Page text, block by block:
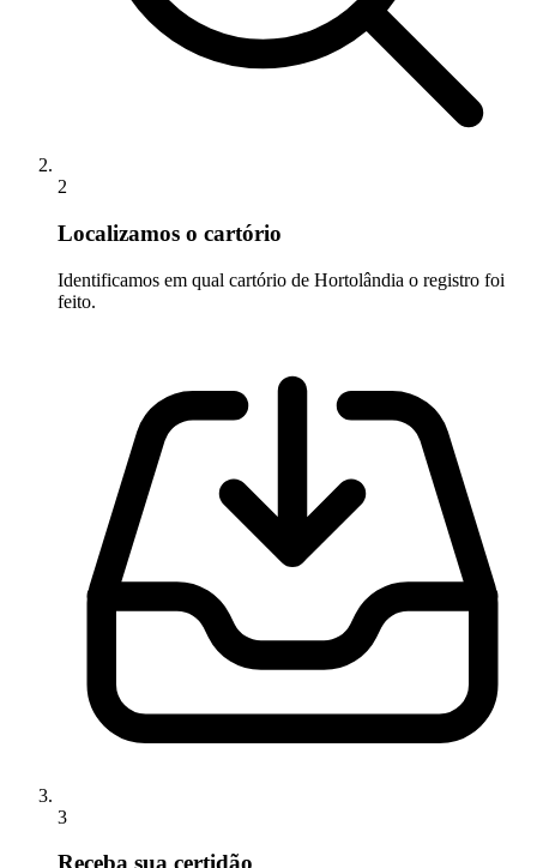
2
Localizamos o cartório
Identificamos em qual cartório de Hortolândia o registro foi
feito.
3